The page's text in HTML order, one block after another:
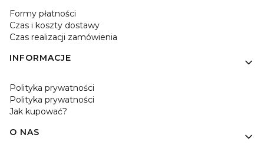
Formy płatności
Czas i koszty dostawy
Czas realizacji zamówienia
INFORMACJE
Polityka prywatności
Polityka prywatności
Jak kupować?
O NAS